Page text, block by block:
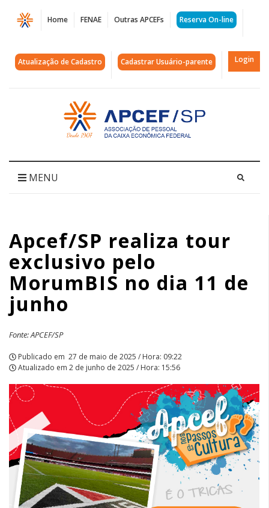
Página
Apcef/SP
realiza
exclusivo
no
de
junho
|
APCEF/SP
Home FENAE Outras APCEFs Reserva On-line
Atualização de Cadastro Cadastrar Usuário-parente Login
Acessar
página
inicial
MENU
Apcef/SP realiza tour
exclusivo pelo
MorumBIS no dia 11 de
junho
Fonte: APCEF/SP
Publicado em 27 de maio de 2025 / Hora: 09:22
Atualizado em 2 de junho de 2025 / Hora: 15:56